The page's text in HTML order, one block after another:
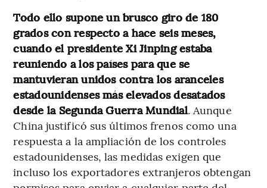
Todo ello supone un brusco giro de 180
grados con respecto a hace seis meses,
cuando el presidente Xi Jinping estaba
reuniendo a los países para que se
mantuvieran unidos contra los aranceles
estadounidenses más elevados desatados
desde la Segunda Guerra Mundial. Aunque
China justificó sus últimos frenos como una
respuesta a la ampliación de los controles
estadounidenses, las medidas exigen que
incluso los exportadores extranjeros obtengan